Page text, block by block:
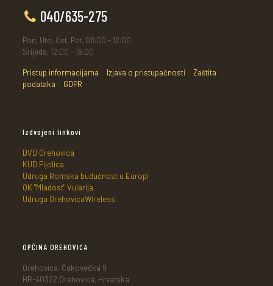
040/635-275
Pon, Uto, Čet, Pet, 08:00 - 12:00
Srijeda, 12:00 - 16:00
Pristup informacijama Izjava o pristupačnosti
Zaštita
podataka
GDPR
Izdvojeni linkovi
DVD Orehovica
KUD Fijolica
Udruga Romska budućnost u Europi
OK "Mladost" Vularija
Udruga OrehovicaWireless
OPĆINA OREHOVICA
Orehovica, Čakovečka 9
HR-40322 Orehovica, Hrvatska